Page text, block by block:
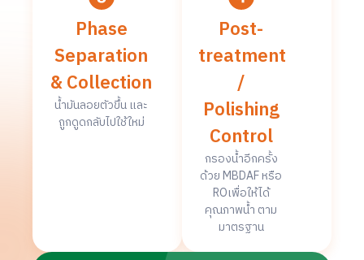
Phase
Separation
& Collection
น้ำมันลอยตัวขึ้น และ
ถูกดูดกลับไปใช้ใหม่
Post-
treatment
/
Polishing
Control
กรองน้ำอีกครั้ง
ด้วย MBDAF หรือ
ROเพื่อให้ได้
คุณภาพน้ำ ตาม
มาตรฐาน